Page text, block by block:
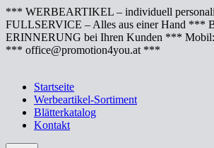
Springe
zum
Inhalt
*** WERBEARTIKEL – individuell
FULLSERVICE – Alles aus einer Hand ***
ERINNERUNG bei Ihren Kunden ***
*** office@promotion4you.at ***
Startseite
Werbeartikel-Sortiment
Blätterkatalog
Kontakt